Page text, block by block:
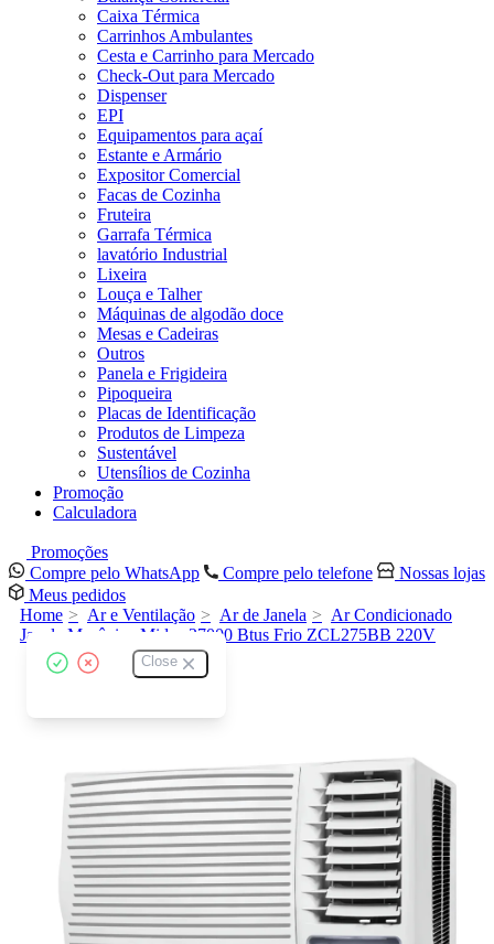
Caixa Térmica
Carrinhos Ambulantes
Cesta e Carrinho para Mercado
Check-Out para Mercado
Dispenser
EPI
Equipamentos para açaí
Estante e Armário
Expositor Comercial
Facas de Cozinha
Fruteira
Garrafa Térmica
lavatório Industrial
Lixeira
Louça e Talher
Máquinas de algodão doce
Mesas e Cadeiras
Outros
Panela e Frigideira
Pipoqueira
Placas de Identificação
Produtos de Limpeza
Sustentável
Utensílios de Cozinha
Promoção
Calculadora
Promoções
Compre pelo WhatsApp
Compre pelo telefone
Nossas lojas
Meus pedidos
Close
Home Ar e Ventilação Ar de Janela
Ar Condicionado
Janela Mecânico Midea 27000 Btus Frio ZCL275BB 220V